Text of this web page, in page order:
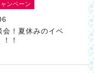
ンペーン
会！夏休みのイベ
！